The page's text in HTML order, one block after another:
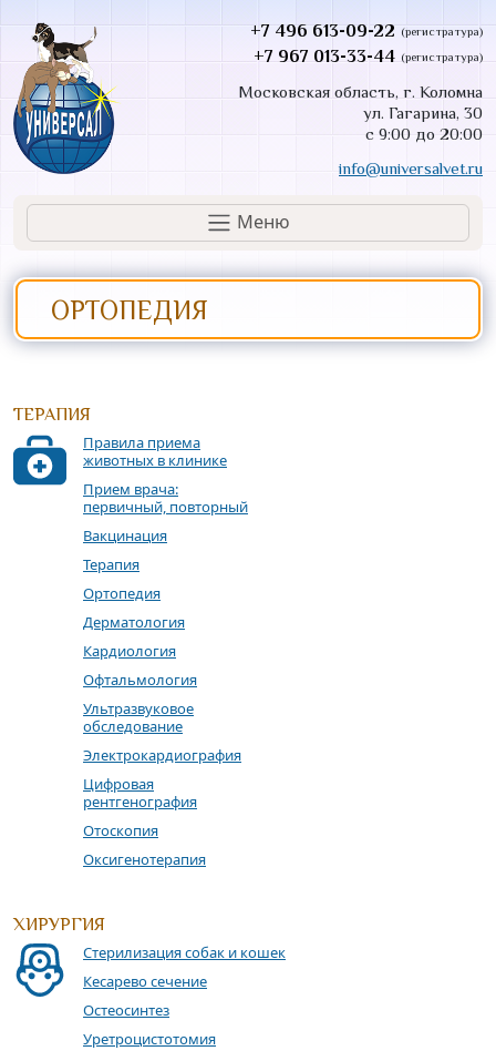
+7 496 613-09-22 (регистратура)
+7 967 013-33-44 (регистратура)
Московская область, г. Коломна
ул. Гагарина, 30
с 9:00 до 20:00
info@universalvet.ru
Меню
ОРТОПЕДИЯ
ТЕРАПИЯ
Правила приема
животных в клинике
Прием врача:
первичный, повторный
Вакцинация
Терапия
Ортопедия
Дерматология
Кардиология
Офтальмология
Ультразвуковое
обследование
Электрокардиография
Цифровая
рентгенография
Отоскопия
Оксигенотерапия
ХИРУРГИЯ
Стерилизация собак и кошек
Кесaрево сечение
Остеосинтез
Уретроцистотомия